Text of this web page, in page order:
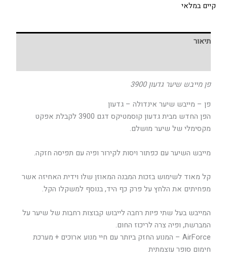
קיים במלאי
תיאור
פן מייבש שיער גדעון 3900
פן – מייבש שיער אינדולה – גדעון
הפן החדש מבית גדעון קוסמטיקס דגם 3900 לקבלת אפקט
מקסימלי של שיער מושלם.
מייבש השיער עם כפתור ויסות לקירור ופיה עם תפיסה חזקה.
קל מאוד לשימוש בזכות המבנה המאוזן שלו וידית האחיזה אשר
מפחיתים את הלחץ על פרק כף היד, בנוסף למשקלו הקל.
המייבש בעל שתי פיות רחבה לייבוש קבוצות רחבות של שיער על
המברשת, ופיה צרה לריכוז החום.
AirForce – המנוע החזק ביותר עם חיי מנוע ארוכים + מערכת
חימום סופר עוצמתית